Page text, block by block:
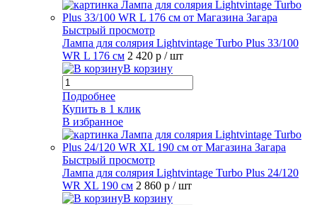
Быстрый просмотр
Лампа для солярия Lightvintage Turbo Plus 33/100
WR L 176 см 2 420 р / шт
В корзину
Подробнее
Купить в 1 клик
В избранное
Быстрый просмотр
Лампа для солярия Lightvintage Turbo Plus 24/120
WR XL 190 см 2 860 р / шт
В корзину